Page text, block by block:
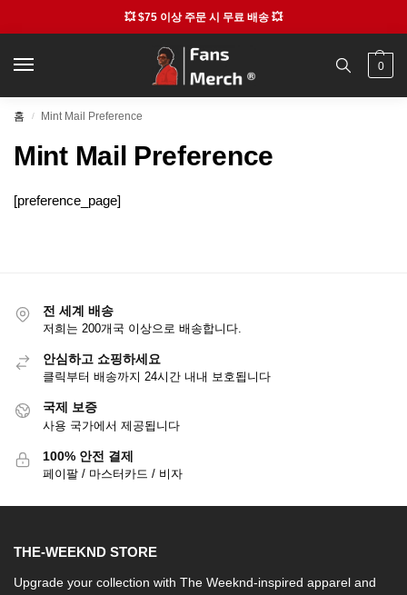
💥 $75 이상 주문 시 무료 배송 💥
0
홈 / Mint Mail Preference
Mint Mail Preference
[preference_page]
전 세계 배송
저희는 200개국 이상으로 배송합니다.
안심하고 쇼핑하세요
클릭부터 배송까지 24시간 내내 보호됩니다
국제 보증
사용 국가에서 제공됩니다
100% 안전 결제
페이팔 / 마스터카드 / 비자
THE-WEEKND STORE
Upgrade your collection with The Weeknd-inspired apparel and